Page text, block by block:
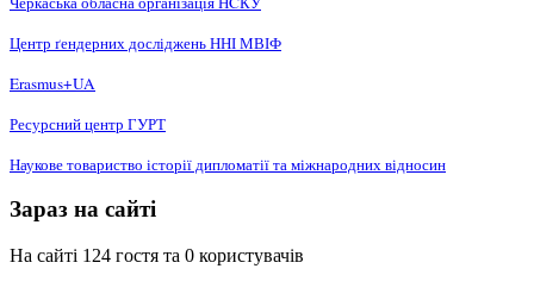
Центр ґендерних досліджень ННІ МВІФ
Erasmus+UA
Ресурсний центр ГУРТ
Наукове товариство історії дипломатії та міжнародних відносин
Зараз на сайті
На сайті 124 гостя та 0 користувачів